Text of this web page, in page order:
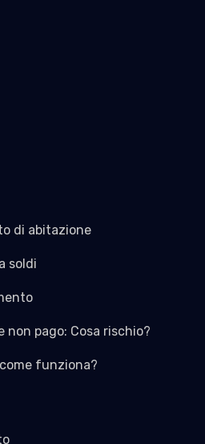
di abitazione
soldi
pago: Cosa rischio?
come funziona?